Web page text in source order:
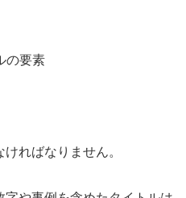
の要素
ればなりません。